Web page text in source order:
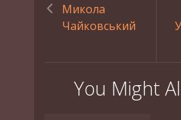
Микола
Чайковський
You Might